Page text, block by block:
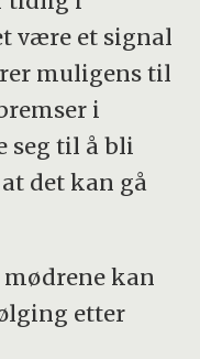
være et signal
muligens til
i
seg til å bli
det kan gå
kan
etter